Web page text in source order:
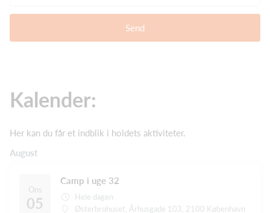
Send
Kalender:
Her kan du får et indblik i holdets aktiviteter.
August
Ons
05
Camp i uge 32
Hele dagen
Østerbrohuset, Århusgade 103, 2100 København